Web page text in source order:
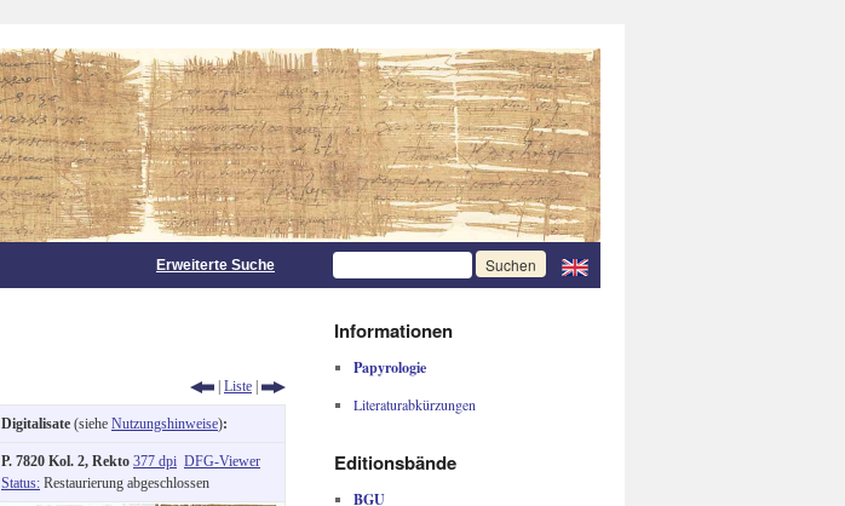
Erweiterte Suche
| Liste |
Digitalisate (siehe Nutzungshinweise):
P. 7820 Kol. 2, Rekto 377 dpi DFG-Viewer
Status: Restaurierung abgeschlossen
Informationen
Papyrologie
Literaturabkürzungen
Editionsbände
BGU